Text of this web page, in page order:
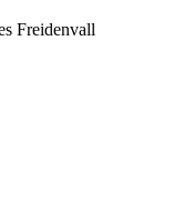
Freidenvall